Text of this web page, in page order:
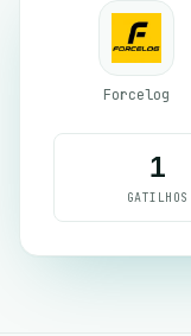
Forcelog
1
GATILHOS